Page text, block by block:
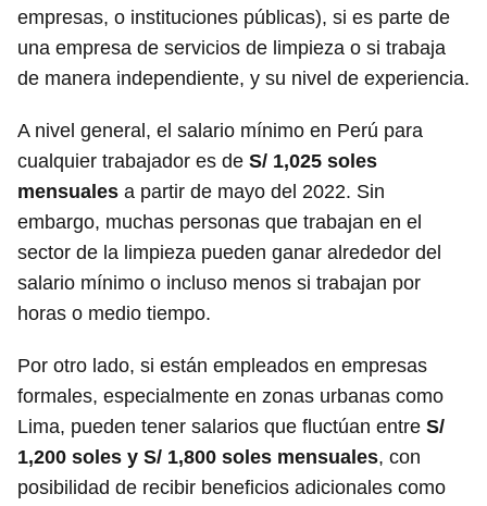
empresas, o instituciones públicas), si es parte de
una empresa de servicios de limpieza o si trabaja
de manera independiente, y su nivel de experiencia.
A nivel general, el salario mínimo en Perú para
cualquier trabajador es de S/ 1,025 soles
mensuales a partir de mayo del 2022. Sin
embargo, muchas personas que trabajan en el
sector de la limpieza pueden ganar alrededor del
salario mínimo o incluso menos si trabajan por
horas o medio tiempo.
Por otro lado, si están empleados en empresas
formales, especialmente en zonas urbanas como
Lima, pueden tener salarios que fluctúan entre S/
1,200 soles y S/ 1,800 soles mensuales, con
posibilidad de recibir beneficios adicionales como